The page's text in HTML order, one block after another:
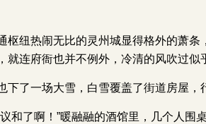
枢纽热闹无比的灵州城显得格外的萧
就连府衙也并不例外，冷清的风吹过似
下了一场大雪，白雪覆盖了街道房屋
和了啊！”暖融融的酒馆里，几个人